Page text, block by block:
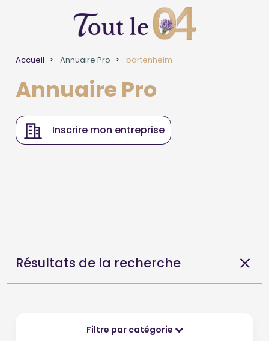
Accueil Annuaire Pro bartenheim
Annuaire Pro
Inscrire mon entreprise
Résultats de la recherche
Filtre par catégorie